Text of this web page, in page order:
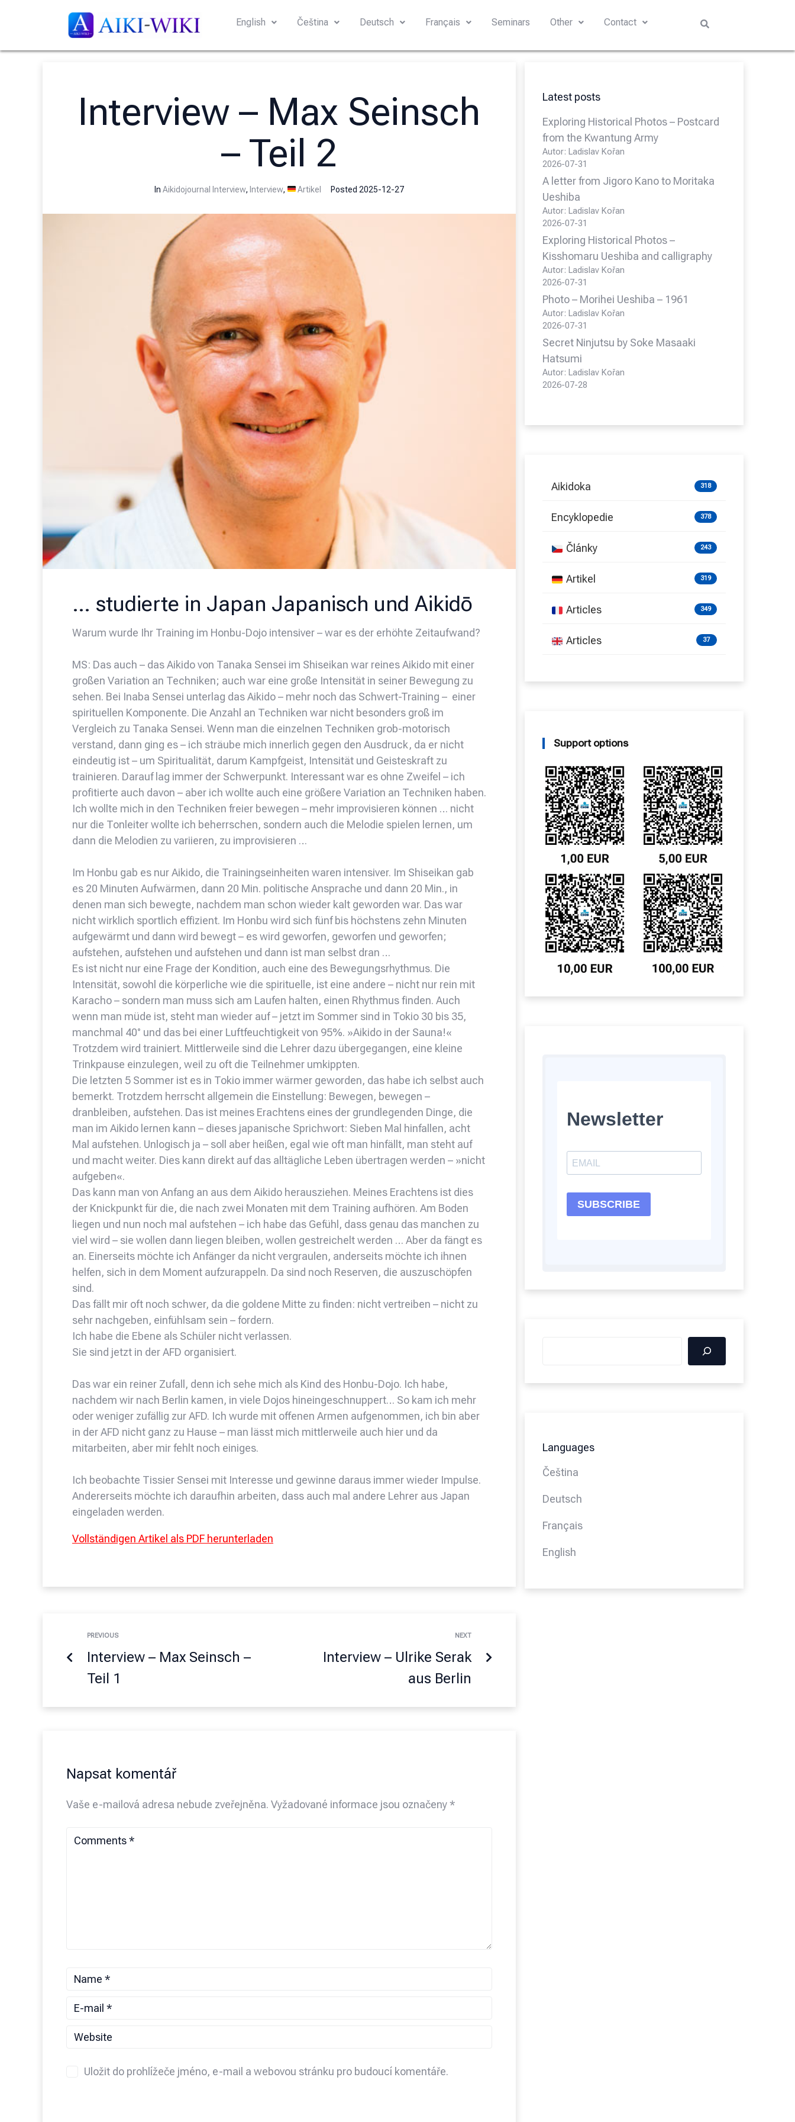
English Čeština Deutsch Français Seminars Other Contact
Interview – Max Seinsch
– Teil 2
In Aikidojournal Interview, Interview, Artikel Posted 2025-12-27
… studierte in Japan Japanisch und Aikidō
Warum wurde Ihr Training im Honbu-Dojo intensiver – war es der erhöhte Zeitaufwand?
MS: Das auch – das Aikido von Tanaka Sensei im Shiseikan war reines Aikido mit einer
großen Variation an Techniken; auch war eine große Intensität in seiner Bewegung zu
sehen. Bei Inaba Sensei unterlag das Aikido – mehr noch das Schwert-Training – einer
spirituellen Komponente. Die Anzahl an Techniken war nicht besonders groß im
Vergleich zu Tanaka Sensei. Wenn man die einzelnen Techniken grob-motorisch
verstand, dann ging es – ich sträube mich innerlich gegen den Ausdruck, da er nicht
eindeutig ist – um Spiritualität, darum Kampfgeist, Intensität und Geisteskraft zu
trainieren. Darauf lag immer der Schwerpunkt. Interessant war es ohne Zweifel – ich
profitierte auch davon – aber ich wollte auch eine größere Variation an Techniken haben.
Ich wollte mich in den Techniken freier bewegen – mehr improvisieren können … nicht
nur die Tonleiter wollte ich beherrschen, sondern auch die Melodie spielen lernen, um
dann die Melodien zu variieren, zu improvisieren …
Im Honbu gab es nur Aikido, die Trainingseinheiten waren intensiver. Im Shiseikan gab
es 20 Minuten Aufwärmen, dann 20 Min. politische Ansprache und dann 20 Min., in
denen man sich bewegte, nachdem man schon wieder kalt geworden war. Das war
nicht wirklich sportlich effizient. Im Honbu wird sich fünf bis höchstens zehn Minuten
aufgewärmt und dann wird bewegt – es wird geworfen, geworfen und geworfen;
aufstehen, aufstehen und aufstehen und dann ist man selbst dran …
Es ist nicht nur eine Frage der Kondition, auch eine des Bewegungsrhythmus. Die
Intensität, sowohl die körperliche wie die spirituelle, ist eine andere – nicht nur rein mit
Karacho – sondern man muss sich am Laufen halten, einen Rhythmus finden. Auch
wenn man müde ist, steht man wieder auf – jetzt im Sommer sind in Tokio 30 bis 35,
manchmal 40° und das bei einer Luftfeuchtigkeit von 95%. »Aikido in der Sauna!«
Trotzdem wird trainiert. Mittlerweile sind die Lehrer dazu übergegangen, eine kleine
Trinkpause einzulegen, weil zu oft die Teilnehmer umkippten.
Die letzten 5 Sommer ist es in Tokio immer wärmer geworden, das habe ich selbst auch
bemerkt. Trotzdem herrscht allgemein die Einstellung: Bewegen, bewegen –
dranbleiben, aufstehen. Das ist meines Erachtens eines der grundlegenden Dinge, die
man im Aikido lernen kann – dieses japanische Sprichwort: Sieben Mal hinfallen, acht
Mal aufstehen. Unlogisch ja – soll aber heißen, egal wie oft man hinfällt, man steht auf
und macht weiter. Dies kann direkt auf das alltägliche Leben übertragen werden – »nicht
aufgeben«.
Das kann man von Anfang an aus dem Aikido herausziehen. Meines Erachtens ist dies
der Knickpunkt für die, die nach zwei Monaten mit dem Training aufhören. Am Boden
liegen und nun noch mal aufstehen – ich habe das Gefühl, dass genau das manchen zu
viel wird – sie wollen dann liegen bleiben, wollen gestreichelt werden … Aber da fängt es
an. Einerseits möchte ich Anfänger da nicht vergraulen, anderseits möchte ich ihnen
helfen, sich in dem Moment aufzurappeln. Da sind noch Reserven, die auszuschöpfen
sind.
Das fällt mir oft noch schwer, da die goldene Mitte zu finden: nicht vertreiben – nicht zu
sehr nachgeben, einfühlsam sein – fordern.
Ich habe die Ebene als Schüler nicht verlassen.
Sie sind jetzt in der AFD organisiert.
Das war ein reiner Zufall, denn ich sehe mich als Kind des Honbu-Dojo. Ich habe,
nachdem wir nach Berlin kamen, in viele Dojos hineingeschnuppert… So kam ich mehr
oder weniger zufällig zur AFD. Ich wurde mit offenen Armen aufgenommen, ich bin aber
in der AFD nicht ganz zu Hause – man lässt mich mittlerweile auch hier und da
mitarbeiten, aber mir fehlt noch einiges.
Ich beobachte Tissier Sensei mit Interesse und gewinne daraus immer wieder Impulse.
Andererseits möchte ich daraufhin arbeiten, dass auch mal andere Lehrer aus Japan
eingeladen werden.
Vollständigen Artikel als PDF herunterladen
PREVIOUS
Interview – Max Seinsch –
Teil 1
NEXT
Interview – Ulrike Serak
aus Berlin
Napsat komentář
Vaše e-mailová adresa nebude zveřejněna. Vyžadované informace jsou označeny*
Uložit do prohlížeče jméno, e-mail a webovou stránku pro budoucí komentáře.
Latest posts
Exploring Historical Photos – Postcard
from the Kwantung Army
Autor: Ladislav Kořan
2026-07-31
A letter from Jigoro Kano to Moritaka
Ueshiba
Autor: Ladislav Kořan
2026-07-31
Exploring Historical Photos –
Kisshomaru Ueshiba and calligraphy
Autor: Ladislav Kořan
2026-07-31
Photo – Morihei Ueshiba – 1961
Autor: Ladislav Kořan
2026-07-31
Secret Ninjutsu by Soke Masaaki
Hatsumi
Autor: Ladislav Kořan
2026-07-28
Aikidoka 318
Encyklopedie 378
Články 243
Artikel 319
Articles 349
Articles 37
Support options
Languages
Čeština
Deutsch
Français
English